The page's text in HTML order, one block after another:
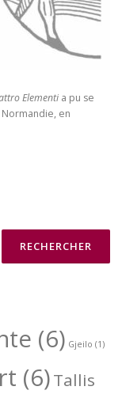
Elementi a pu se
en
(6) Gjeilo (1)
(6)Tallis